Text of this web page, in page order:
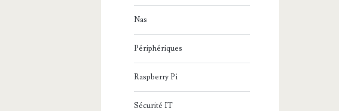
Nas
Périphériques
Raspberry Pi
Sécurité IT